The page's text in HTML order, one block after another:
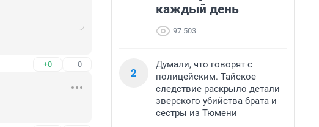
+0 –0
каждый день
97 503
2
Думали, что говорят с
полицейским. Тайское
следствие раскрыло детали
зверского убийства брата и
сестры из Тюмени